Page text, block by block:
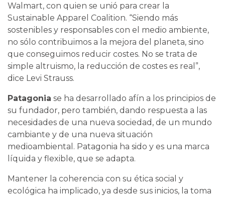
Walmart, con quien se unió para crear la
Sustainable Apparel Coalition. “Siendo más
sostenibles y responsables con el medio ambiente,
no sólo contribuimos a la mejora del planeta, sino
que conseguimos reducir costes. No se trata de
simple altruismo, la reducción de costes es real”,
dice Levi Strauss.
Patagonia se ha desarrollado afín a los principios de
su fundador, pero también, dando respuesta a las
necesidades de una nueva sociedad, de un mundo
cambiante y de una nueva situación
medioambiental. Patagonia ha sido y es una marca
líquida y flexible, que se adapta.
Mantener la coherencia con su ética social y
ecológica ha implicado, ya desde sus inicios, la toma